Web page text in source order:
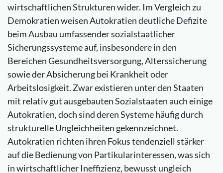
wirtschaftlichen Strukturen wider. Im Vergleich zu
Demokratien weisen Autokratien deutliche Defizite
beim Ausbau umfassender sozialstaatlicher
Sicherungssysteme auf, insbesondere in den
Bereichen Gesundheitsversorgung, Alterssicherung
sowie der Absicherung bei Krankheit oder
Arbeitslosigkeit. Zwar existieren unter den Staaten
mit relativ gut ausgebauten Sozialstaaten auch einige
Autokratien, doch sind deren Systeme häufig durch
strukturelle Ungleichheiten gekennzeichnet.
Autokratien richten ihren Fokus tendenziell stärker
auf die Bedienung von Partikularinteressen, was sich
in wirtschaftlicher Ineffizienz, bewusst ungleich